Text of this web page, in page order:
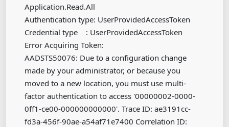
Application.Read.All
Authentication type: UserProvidedAccessToken
Credential type : UserProvidedAccessToken
Error Acquiring Token:
AADSTS50076: Due to a configuration change
made by your administrator, or because you
moved to a new location, you must use multi-
factor authentication to access '00000002-0000-
0ff1-ce00-000000000000'. Trace ID: ae3191cc-
fd3a-456f-90ae-a54af71e7400 Correlation ID: